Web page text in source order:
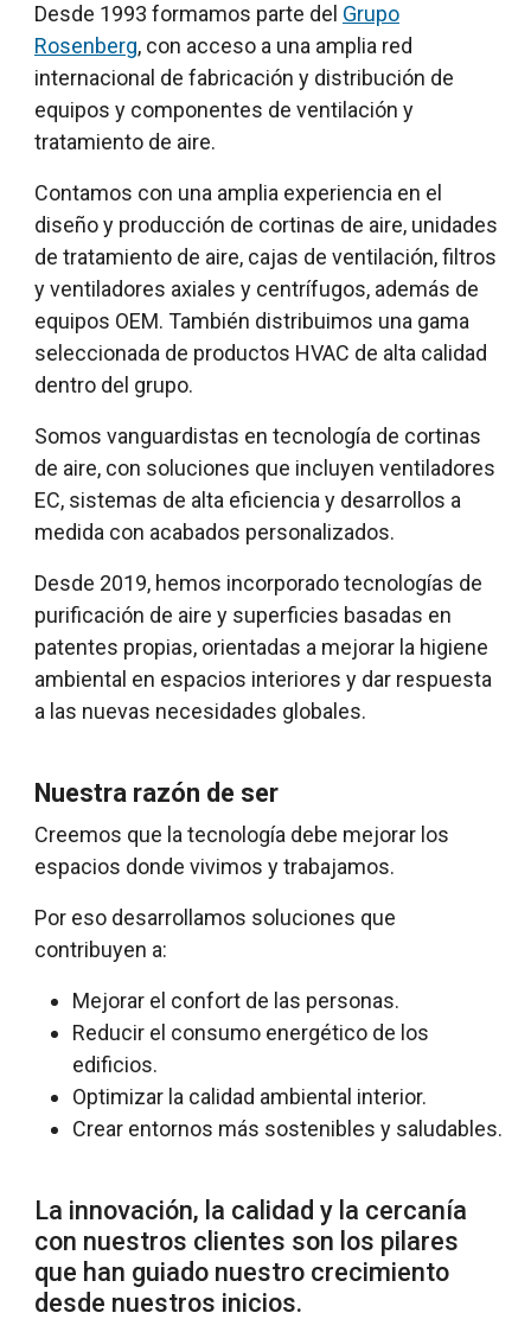
Desde 1993 formamos parte del Grupo
Rosenberg, con acceso a una amplia red
internacional de fabricación y distribución de
equipos y componentes de ventilación y
tratamiento de aire.
Contamos con una amplia experiencia en el
diseño y producción de cortinas de aire, unidades
de tratamiento de aire, cajas de ventilación, filtros
y ventiladores axiales y centrífugos, además de
equipos OEM. También distribuimos una gama
seleccionada de productos HVAC de alta calidad
dentro del grupo.
Somos vanguardistas en tecnología de cortinas
de aire, con soluciones que incluyen ventiladores
EC, sistemas de alta eficiencia y desarrollos a
medida con acabados personalizados.
Desde 2019, hemos incorporado tecnologías de
purificación de aire y superficies basadas en
patentes propias, orientadas a mejorar la higiene
ambiental en espacios interiores y dar respuesta
a las nuevas necesidades globales.
Nuestra razón de ser
Creemos que la tecnología debe mejorar los
espacios donde vivimos y trabajamos.
Por eso desarrollamos soluciones que
contribuyen a:
Mejorar el confort de las personas.
Reducir el consumo energético de los
edificios.
Optimizar la calidad ambiental interior.
Crear entornos más sostenibles y saludables.
La innovación, la calidad y la cercanía
con nuestros clientes son los pilares
que han guiado nuestro crecimiento
desde nuestros inicios.